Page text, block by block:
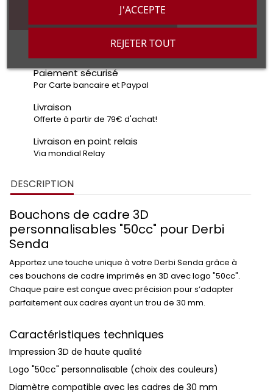
REJETER TOUT
J'ACCEPTE
AJOUTER AU PANIER
Paiement sécurisé
Par Carte bancaire et Paypal
Livraison
Offerte à partir de 79€ d'achat!
Livraison en point relais
Via mondial Relay
DESCRIPTION
Bouchons de cadre 3D
personnalisables "50cc" pour Derbi
Senda
Apportez une touche unique à votre Derbi Senda grâce à
ces bouchons de cadre imprimés en 3D avec logo "50cc".
Chaque paire est conçue avec précision pour s’adapter
parfaitement aux cadres ayant untrou de 30 mm.
Caractéristiques techniques
Impression 3D de haute qualité
Logo "50cc" personnalisable (choix des couleurs)
Diamètre compatible avec les cadres de 30 mm